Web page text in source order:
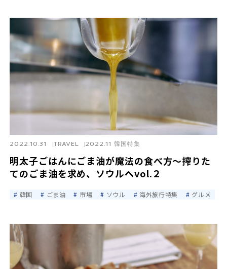
明太子ごはんにごま油が魔法の食べ方～搾りた
てのごま油を求め、ソウルへvol.２
2022.10.31 TRAVEL 2022.11 韓国特集
韓国 ごま油 市場 ソウル 海外旅行特集 グルメ